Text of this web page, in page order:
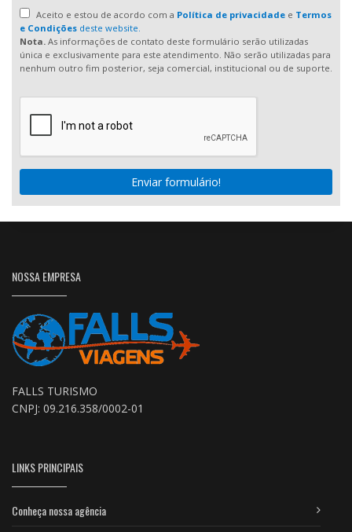
Aceito e estou de acordo com a Política de privacidadee Termos
e Condições deste website.
Nota. As informações de contato deste formulário serão utilizadas
única e exclusivamente para este atendimento. Não serão utilizadas para
nenhum outro fim posterior, seja comercial, institucional ou de suporte.
Enviar formulário!
NOSSA EMPRESA
FALLS TURISMO
CNPJ: 09.216.358/0002-01
LINKS PRINCIPAIS
Conheça nossa agência